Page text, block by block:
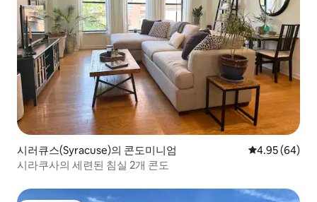
시러큐스(Syracuse)의 콘도미니엄 평점 4.95점(5
4.95 (64)
시라쿠사의 세련된 침실 2개 콘도